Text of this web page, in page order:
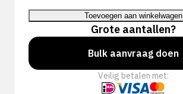
Pro
44-
560
handschoen
aantal
Toevoegen aan winkelwagen
Grote aantallen?
Bulk aanvraag doen
Veilig betalen met: